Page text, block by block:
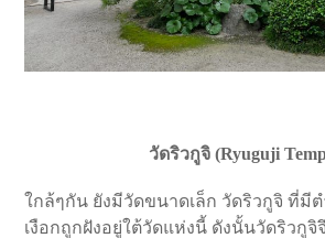
วัดริวกูจิ (Ryuguji
ใกล้ๆกัน ยังมีวัดขนาดเล็ก วัดริวกูจิ ที่มี
เงือกถูกฝังอยู่ใต้วัดแห่งนี้ ดังนั้นวัดริวกูจิ